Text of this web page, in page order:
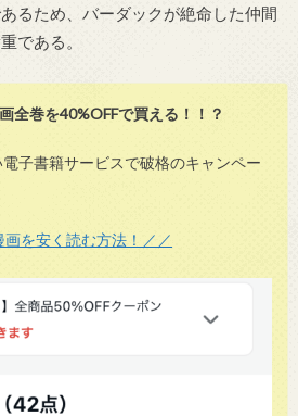
るため、バーダックが絶命した仲間
である。
全巻を40%OFFで買える！！？
子書籍サービスで破格のキャンペー
を安く読む方法！／／